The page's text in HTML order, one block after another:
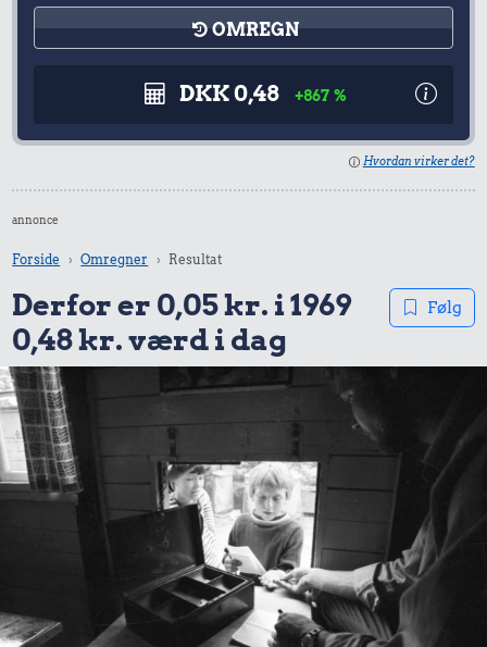
OMREGN
DKK 0,48 +867 %
Hvordan virker det?
annonce
Forside Omregner Resultat
Derfor er 0,05 kr. i 1969
0,48 kr. værd i dag
Følg